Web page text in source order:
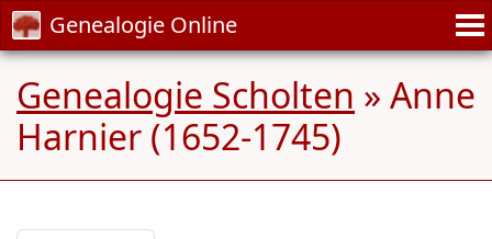
Genealogie Online
Genealogie Scholten » Anne
Harnier (1652-1745)